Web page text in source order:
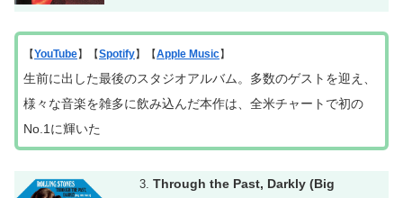
【YouTube】【Spotify】【Apple Music】
生前に出した最後のスタジオアルバム。多数のゲストを迎え、
様々な音楽を雑多に飲み込んだ本作は、全米チャートで初の
No.1に輝いた
Through the Past, Darkly (Big